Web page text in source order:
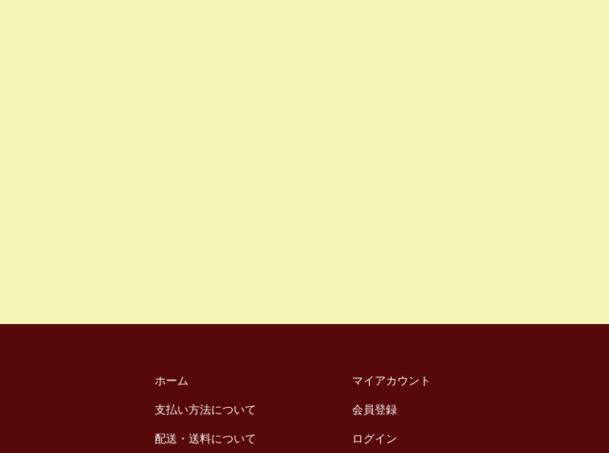
ホーム
支払い方法について
配送・送料について
マイアカウント
会員登録
ログイン